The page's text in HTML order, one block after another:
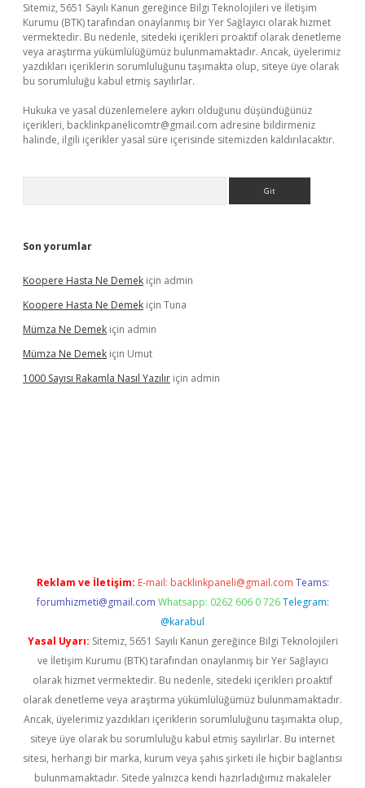
Sitemiz, 5651 Sayılı Kanun gereğince Bilgi Teknolojileri ve İletişim
Kurumu (BTK) tarafından onaylanmış bir Yer Sağlayıcı olarak hizmet
vermektedir. Bu nedenle, sitedeki içerikleri proaktif olarak denetleme
veya araştırma yükümlülüğümüz bulunmamaktadır. Ancak, üyelerimiz
yazdıkları içeriklerin sorumluluğunu taşımakta olup, siteye üye olarak
bu sorumluluğu kabul etmiş sayılırlar.
Hukuka ve yasal düzenlemelere aykırı olduğunu düşündüğünüz
içerikleri, backlinkpanelicomtr@gmail.com adresine bildirmeniz
halinde, ilgili içerikler yasal süre içerisinde sitemizden kaldırılacaktır.
Son yorumlar
Koopere Hasta Ne Demek için admin
Koopere Hasta Ne Demek için Tuna
Mümza Ne Demek için admin
Mümza Ne Demek için Umut
1000 Sayısı Rakamla Nasıl Yazılır için admin
Reklam ve İletişim: E-mail: backlinkpaneli@gmail.com Teams:
forumhizmeti@gmail.com Whatsapp: 0262 606 0 726 Telegram:
@karabul
Yasal Uyarı: Sitemiz, 5651 Sayılı Kanun gereğince Bilgi Teknolojileri
ve İletişim Kurumu (BTK) tarafından onaylanmış bir Yer Sağlayıcı
olarak hizmet vermektedir. Bu nedenle, sitedeki içerikleri proaktif
olarak denetleme veya araştırma yükümlülüğümüz bulunmamaktadır.
Ancak, üyelerimiz yazdıkları içeriklerin sorumluluğunu taşımakta olup,
siteye üye olarak bu sorumluluğu kabul etmiş sayılırlar. Bu internet
sitesi, herhangi bir marka, kurum veya şahıs şirketi ile hiçbir bağlantısı
bulunmamaktadır. Sitede yalnızca kendi hazırladığımız makaleler